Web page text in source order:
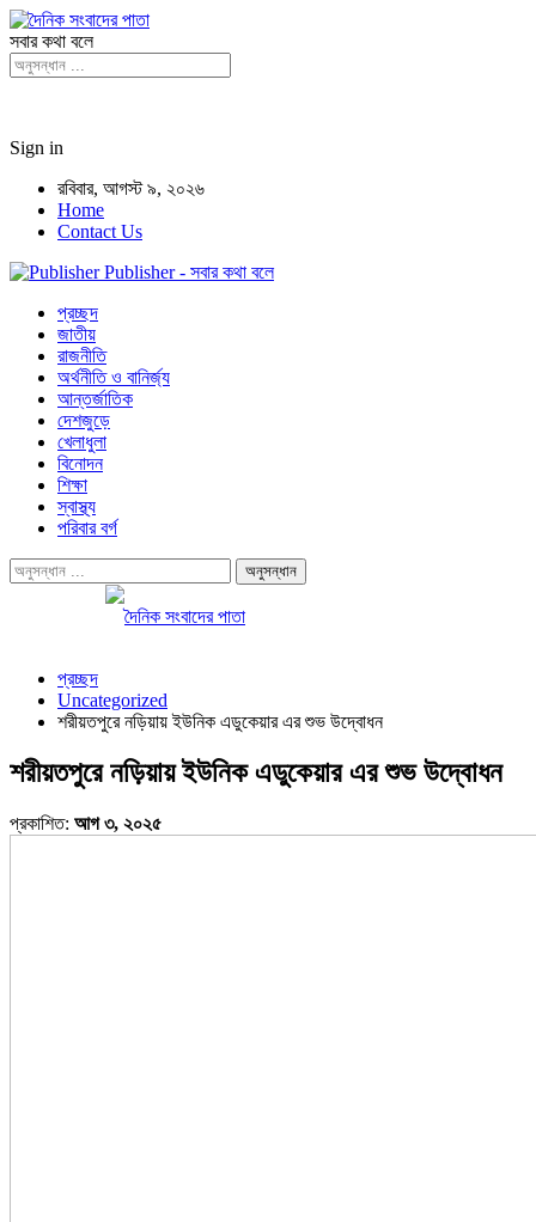
সবার কথা বলে
Sign in
রবিবার, আগস্ট ৯, ২০২৬
Home
Contact Us
Publisher - সবার কথা বলে
প্রচ্ছদ
জাতীয়
রাজনীতি
অর্থনীতি ও বানির্জ্য
আন্তর্জাতিক
দেশজুড়ে
খেলাধুলা
বিনোদন
শিক্ষা
স্বাস্থ্য
পরিবার বর্গ
প্রচ্ছদ
Uncategorized
শরীয়তপুরে নড়িয়ায় ইউনিক এডুকেয়ার এর শুভ উদ্বোধন
শরীয়তপুরে নড়িয়ায় ইউনিক এডুকেয়ার এর শুভ উদ্বোধন
প্রকাশিত: আগ ৩, ২০২৫